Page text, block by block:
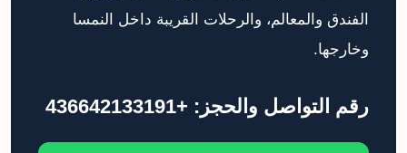
الفندق والمعالم، والرحلات القريبة داخل النمسا
وخارجها.
رقم التواصل والحجز: +436642133191